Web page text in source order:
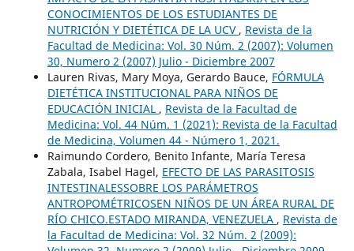
CONOCIMIENTOS DE LOS ESTUDIANTES DE
NUTRICIÓN Y DIETÉTICA DE LA UCV , Revista de la
Facultad de Medicina: Vol. 30 Núm. 2 (2007): Volumen
30, Numero 2 (2007) Julio - Diciembre 2007
Lauren Rivas, Mary Moya, Gerardo Bauce, FÓRMULA
DIETÉTICA INSTITUCIONAL PARA NIÑOS DE
EDUCACIÓN INICIAL , Revista de la Facultad de
Medicina: Vol. 44 Núm. 1 (2021): Revista de la Facultad
de Medicina, Volumen 44 - Número 1, 2021.
Raimundo Cordero, Benito Infante, María Teresa
Zabala, Isabel Hagel, EFECTO DE LAS PARASITOSIS
INTESTINALESSOBRE LOS PARÁMETROS
ANTROPOMÉTRICOSEN NIÑOS DE UN ÁREA RURAL DE
RÍO CHICO.ESTADO MIRANDA, VENEZUELA , Revista de
la Facultad de Medicina: Vol. 32 Núm. 2 (2009):